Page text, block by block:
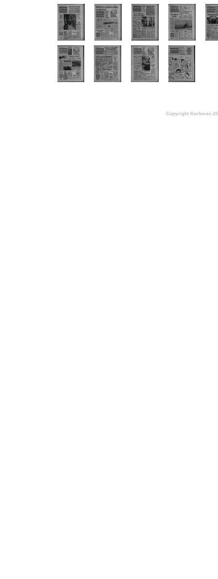
Copyright Karlovac-